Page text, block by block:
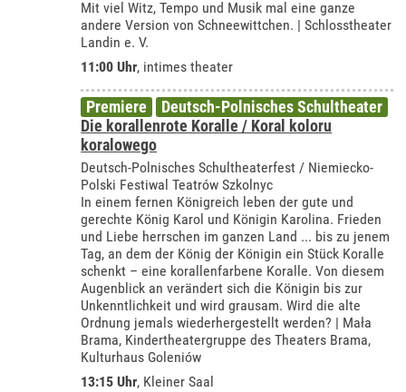
Mit viel Witz, Tempo und Musik mal eine ganze
andere Version von Schneewittchen. | Schlosstheater
Landin e. V.
11:00 Uhr, intimes theater
Premiere
Deutsch-Polnisches Schultheater
Die korallenrote Koralle / Koral koloru
koralowego
Deutsch-Polnisches Schultheaterfest / Niemiecko-
Polski Festiwal Teatrów Szkolnyc
In einem fernen Königreich leben der gute und
gerechte König Karol und Königin Karolina. Frieden
und Liebe herrschen im ganzen Land ... bis zu jenem
Tag, an dem der König der Königin ein Stück Koralle
schenkt – eine korallenfarbene Koralle. Von diesem
Augenblick an verändert sich die Königin bis zur
Unkenntlichkeit und wird grausam. Wird die alte
Ordnung jemals wiederhergestellt werden? | Mała
Brama, Kindertheatergruppe des Theaters Brama,
Kulturhaus Goleniów
13:15 Uhr, Kleiner Saal